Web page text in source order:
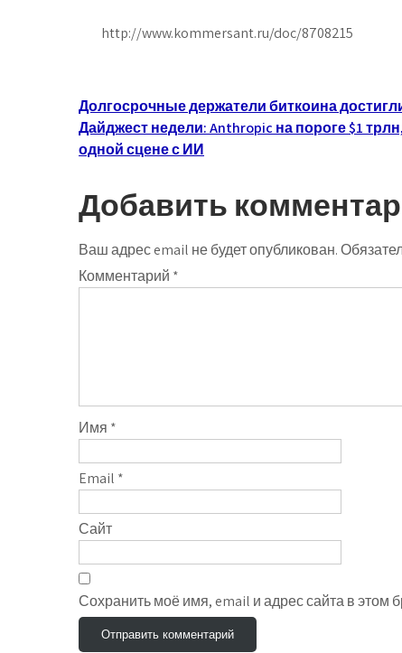
http://www.kommersant.ru/doc/8708215
Навигация
по
Долгосрочные держатели биткоина
Дайджест недели: Anthropic на пороге $1
одной сцене с ИИ
Добавить
Ваш адрес email не будет опубликован.
Комментарий *
Имя *
Email *
Сайт
Сохранить моё имя, email и адрес сайта в